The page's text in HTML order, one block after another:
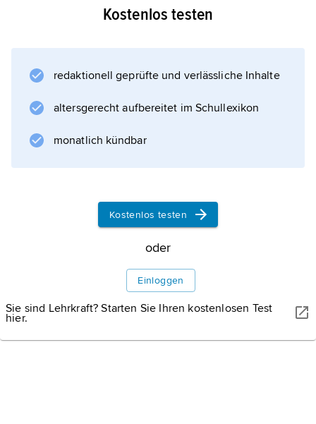
Fischereimuseum; Garnelen- und
Informationen zum Artikel
Kostenlos testen
redaktionell geprüfte und verlässliche Inhalte
altersgerecht aufbereitet im Schullexikon
monatlich kündbar
Kostenlos testen
oder
Einloggen
Sie sind Lehrkraft? Starten Sie Ihren kostenlosen Test
hier.